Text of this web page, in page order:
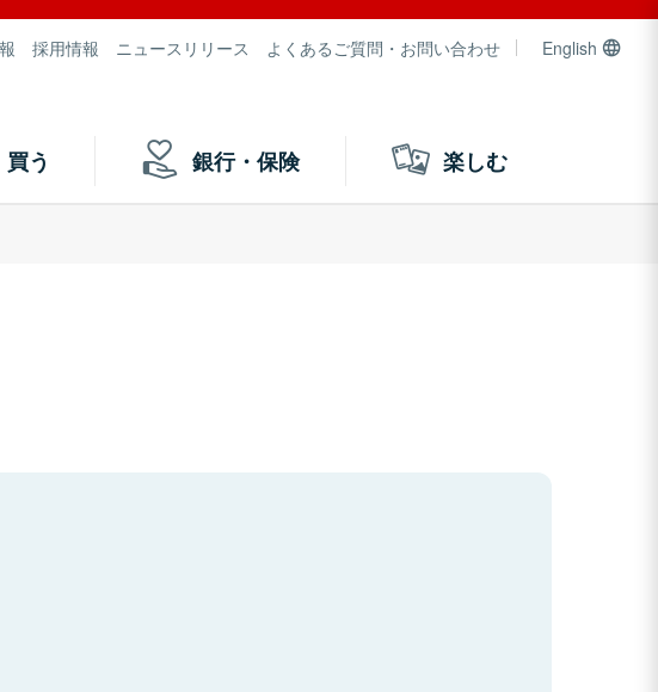
採用情報 ニュースリリース よくあるご質問・お問い合わせ English
買う 銀行・保険 楽しむ